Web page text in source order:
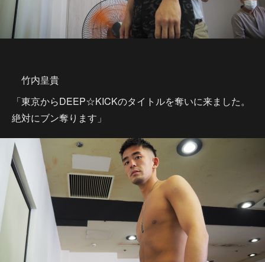
竹内皇貴
「東京からDEEP☆KICKのタイトルを奪いに来ました。
絶対にブン奪ります」